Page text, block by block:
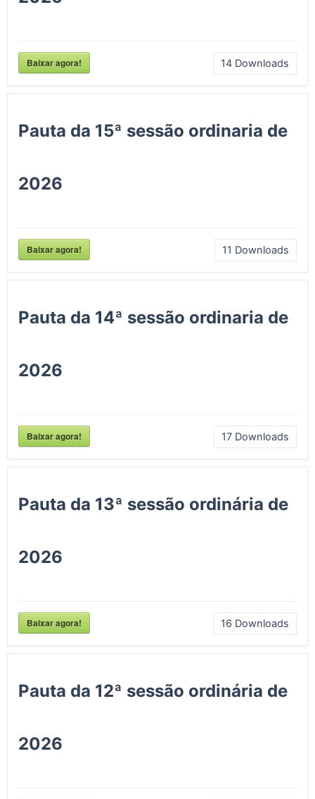
Baixar agora! 14 Downloads
Pauta da 15ª sessão ordinaria de
2026
Baixar agora! 11 Downloads
Pauta da 14ª sessão ordinaria de
2026
Baixar agora! 17 Downloads
Pauta da 13ª sessão ordinária de
2026
Baixar agora! 16 Downloads
Pauta da 12ª sessão ordinária de
2026